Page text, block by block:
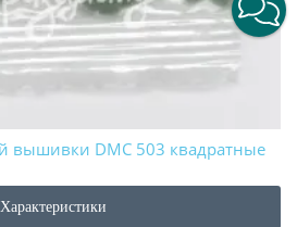
вышивки DMC 503 квадратные
Характеристики